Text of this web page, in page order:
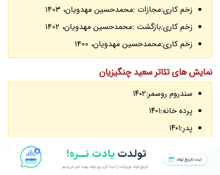
زخم کاری:مجازات :محمدحسین مهدویان، 1403
زخم کاری:بازگشت :محمدحسین مهدویان، 1402
زخم کاری:محمدحسین مهدویان، 1400
نمایش های تئاتر سعید چنگیزیان
سندروم روسمر:۱۴۰۲
پرده خانه:۱۴۰۱
پدر:۱۴۰۱
بی تابستان:1397